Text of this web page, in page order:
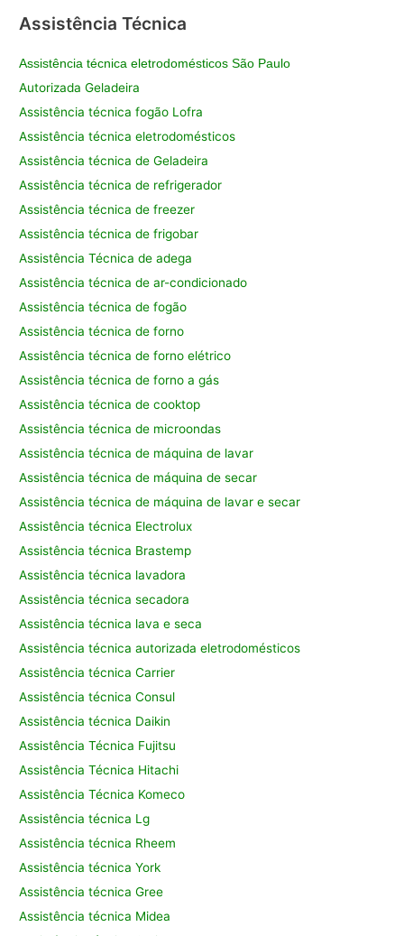
Assistência Técnica
Assistência técnica eletrodomésticos São Paulo
Autorizada Geladeira
Assistência técnica fogão Lofra
Assistência técnica eletrodomésticos
Assistência técnica de Geladeira
Assistência técnica de refrigerador
Assistência técnica de freezer
Assistência técnica de frigobar
Assistência Técnica de adega
Assistência técnica de ar-condicionado
Assistência técnica de fogão
Assistência técnica de forno
Assistência técnica de forno elétrico
Assistência técnica de forno a gás
Assistência técnica de cooktop
Assistência técnica de microondas
Assistência técnica de máquina de lavar
Assistência técnica de máquina de secar
Assistência técnica de máquina de lavar e secar
Assistência técnica Electrolux
Assistência técnica Brastemp
Assistência técnica lavadora
Assistência técnica secadora
Assistência técnica lava e seca
Assistência técnica autorizada eletrodomésticos
Assistência técnica Carrier
Assistência técnica Consul
Assistência técnica Daikin
Assistência Técnica Fujitsu
Assistência Técnica Hitachi
Assistência Técnica Komeco
Assistência técnica Lg
Assistência técnica Rheem
Assistência técnica York
Assistência técnica Gree
Assistência técnica Midea